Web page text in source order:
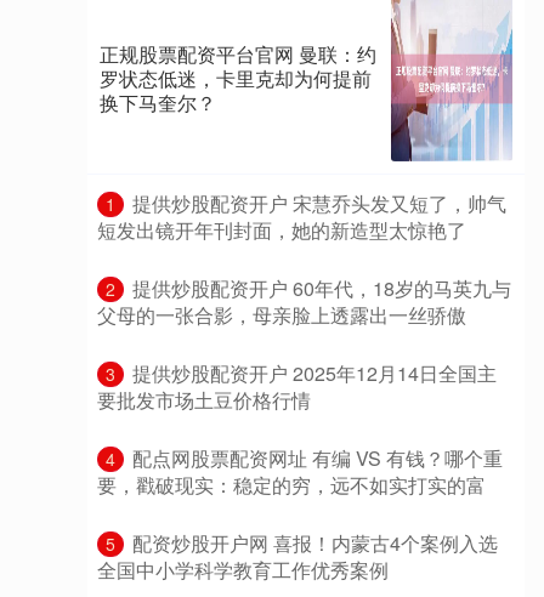
正规股票配资平台官网 曼联：约
罗状态低迷，卡里克却为何提前
换下马奎尔？
1
​提供炒股配资开户 宋慧乔头发又短了，帅气
短发出镜开年刊封面，她的新造型太惊艳了
2
​提供炒股配资开户 60年代，18岁的马英九与
父母的一张合影，母亲脸上透露出一丝骄傲
3
​提供炒股配资开户 2025年12月14日全国主
要批发市场土豆价格行情
4
​配点网股票配资网址 有编 VS 有钱？哪个重
要，戳破现实：稳定的穷，远不如实打实的富
5
​配资炒股开户网 喜报！内蒙古4个案例入选
全国中小学科学教育工作优秀案例